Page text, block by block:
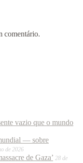
comentário.
vazio que o mundo
— sobre
de 2026
de Gaza’ 28 de